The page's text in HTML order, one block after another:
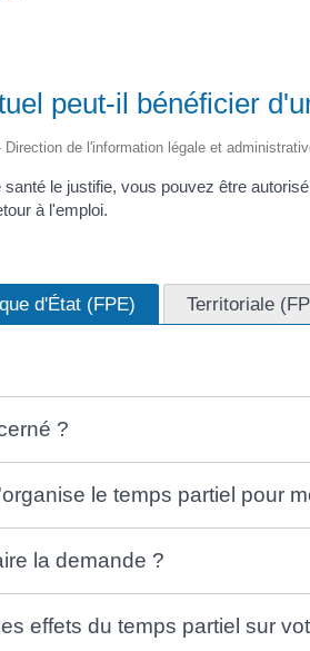
peut-il bénéficier
de l'information légale et
le justifie, vous pouvez être
à l'emploi.
d'État (FPE) Territoriale
?
le temps partiel pour
la demande ?
effets du temps partiel sur